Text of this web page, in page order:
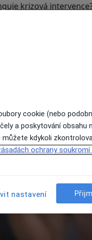
krizová
intervence:
cookie (nebo
a poskytování obsahu
můžete kdykoli
ochrany soukromí
nastavení